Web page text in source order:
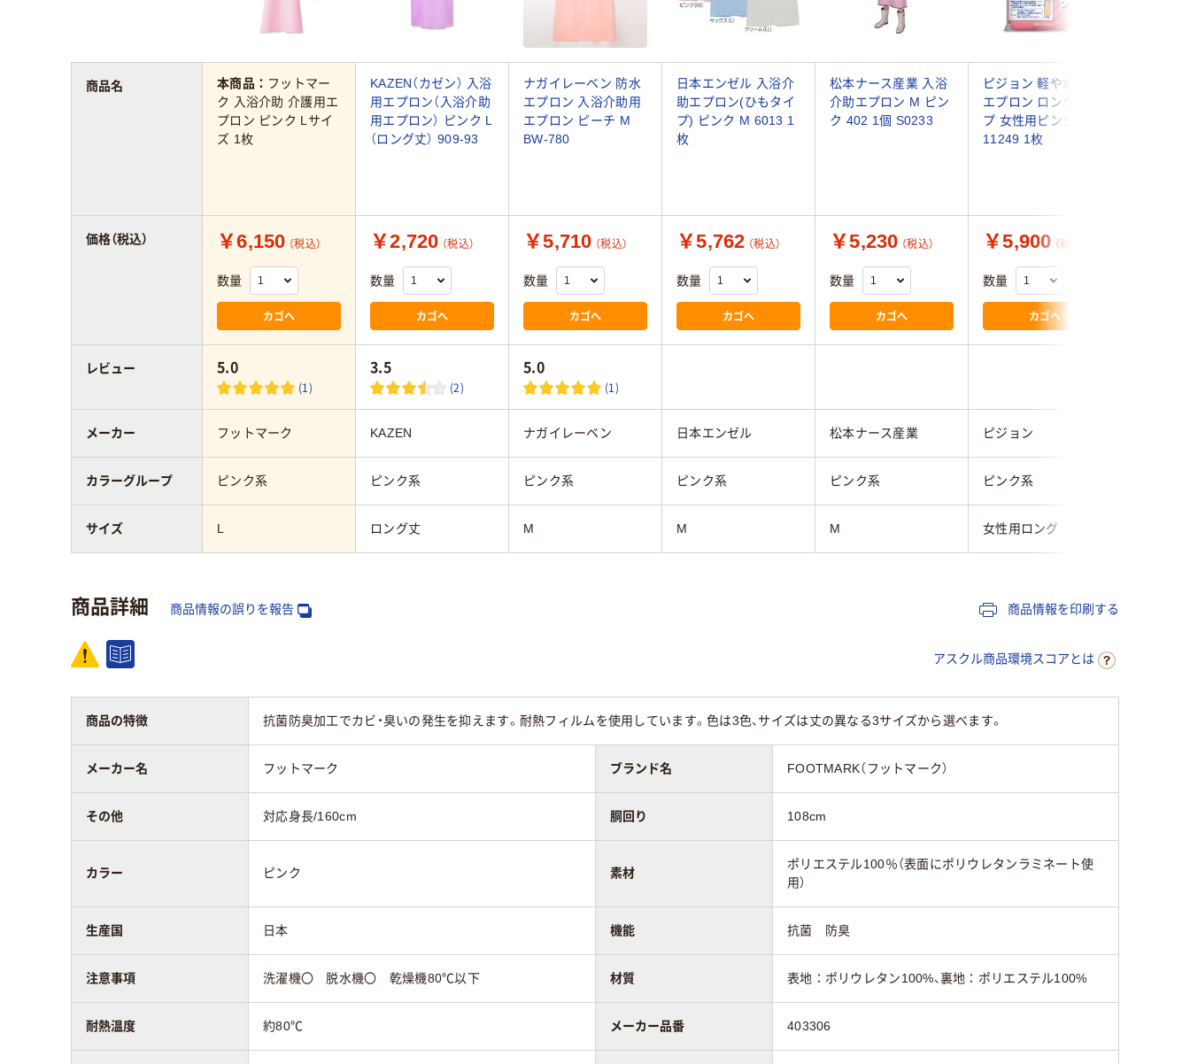
本商品： フットマー
ク 入浴介助 介護用エ
プロン ピンク Lサイ
ズ 1枚
KAZEN（カゼン） 入浴
用エプロン（入浴介助
用エプロン） ピンク L
（ロング丈） 909-93
ナガイレーベン 防水
エプロン 入浴介助用
エプロン ピーチ M
BW-780
日本エンゼル 入浴介
助エプロン(ひもタイ
プ) ピンク M 6013 1
枚
松本ナース産業 入浴
介助エプロン M ピン
ク 402 1個 S0233
ピジョン 軽やか介助
エプロン ロングタイ
プ 女性用ピンク
11249 1枚
￥6,150 （税込）
数量
カゴへ
￥2,720 （税込）
数量
カゴへ
￥5,710 （税込）
数量
カゴへ
￥5,762 （税込）
数量
カゴへ
￥5,230 （税込）
数量
カゴへ
￥5,900 （税込）
数量
カゴへ
5.0
(1)
3.5
(2)
5.0
(1)
フットマーク KAZEN ナガイレーベン 日本エンゼル 松本ナース産業 ピジョン
ピンク系 ピンク系 ピンク系 ピンク系 ピンク系 ピンク系
L ロング丈 M M M 女性用ロング
商品名
価格（税込）
レビュー
メーカー
カラーグループ
サイズ
商品詳細 商品情報の誤りを報告 商品情報を印刷する
アスクル商品環境スコアとは
商品の特徴 抗菌防臭加工でカビ・臭いの発生を抑えます。耐熱フィルムを使用しています。色は3色、サイズは丈の異なる3サイズから選べます。
メーカー名 フットマーク ブランド名 FOOTMARK（フットマーク）
その他 対応身長/160cm 胴回り 108cm
カラー ピンク 素材
ポリエステル100％（表面にポリウレタンラミネート使
用）
生産国 日本 機能 抗菌 防臭
注意事項 洗濯機〇 脱水機〇 乾燥機80℃以下 材質 表地：ポリウレタン100%、裏地：ポリエステル100%
耐熱温度 約80℃ メーカー品番 403306